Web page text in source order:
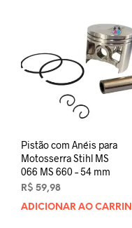
Pistão com Anéis para
Motosserra Stihl MS
066 MS 660 – 54 mm
R$ 59,98
ADICIONAR AO